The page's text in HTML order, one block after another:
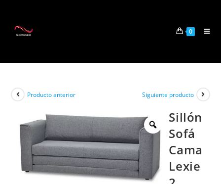
0
Producto anterior Siguiente producto
Sillón
Sofá
Cama
Lexie